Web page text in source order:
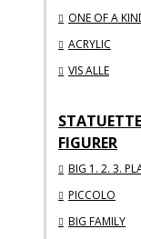
ONE OF A
ACRYLIC
VIS ALLE
FIGURER
BIG 1. 2. 3.
PICCOLO
BIG FAMILY